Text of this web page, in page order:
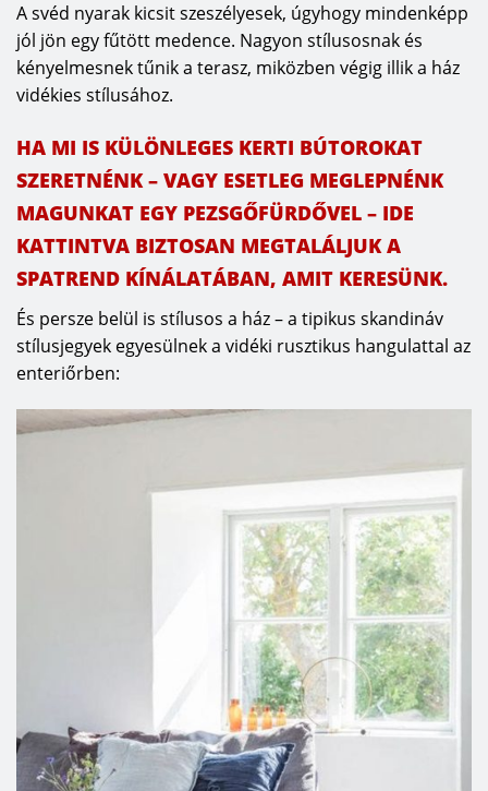
A svéd nyarak kicsit szeszélyesek, úgyhogy mindenképp
jól jön egy fűtött medence. Nagyon stílusosnak és
kényelmesnek tűnik a terasz, miközben végig illik a ház
vidékies stílusához.
HA MI IS KÜLÖNLEGES KERTI BÚTOROKAT
SZERETNÉNK – VAGY ESETLEG MEGLEPNÉNK
MAGUNKAT EGY PEZSGŐFÜRDŐVEL – IDE
KATTINTVA BIZTOSAN MEGTALÁLJUK A
SPATREND KÍNÁLATÁBAN, AMIT KERESÜNK.
És persze belül is stílusos a ház – a tipikus skandináv
stílusjegyek egyesülnek a vidéki rusztikus hangulattal az
enteriőrben: